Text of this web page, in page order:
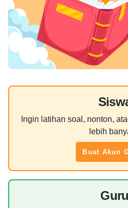
Ingin latihan soal, nonton,
lebih
Buat Akun
Guru